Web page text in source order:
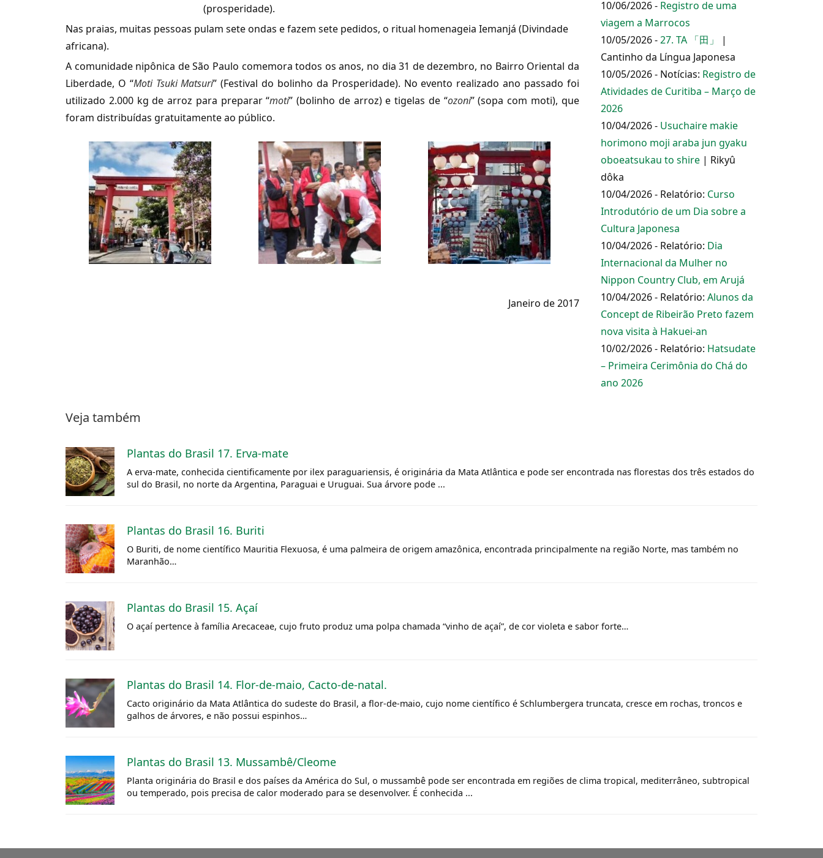
(prosperidade).
Nas praias, muitas pessoas pulam sete ondas e fazem sete pedidos, o ritual homenageia Iemanjá (Divindade
africana).
A comunidade nipônica de São Paulo comemora todos os anos, no dia 31 de dezembro, no Bairro Oriental da
Liberdade, O “Moti Tsuki Matsuri” (Festival do bolinho da Prosperidade). No evento realizado ano passado foi
utilizado 2.000 kg de arroz para preparar “moti” (bolinho de arroz) e tigelas de “ozoni” (sopa com moti), que
foram distribuídas gratuitamente ao público.
Janeiro de 2017
10/06/2026 - Registro de uma
viagem a Marrocos
10/05/2026 -27. TA 「田」
|
Cantinho da Língua Japonesa
10/05/2026 - Notícias: Registro de
Atividades de Curitiba – Março de
2026
10/04/2026 - Usuchaire makie
horimono moji araba jun gyaku
oboeatsukau to shire| Rikyû
dôka
10/04/2026 - Relatório: Curso
Introdutório de um Dia sobre a
Cultura Japonesa
10/04/2026 - Relatório: Dia
Internacional da Mulher no
Nippon Country Club, em Arujá
10/04/2026 - Relatório: Alunos da
Concept de Ribeirão Preto fazem
nova visita à Hakuei-an
10/02/2026 - Relatório: Hatsudate
– Primeira Cerimônia do Chá do
ano 2026
Veja também
Plantas do Brasil 17. Erva-mate
A erva-mate, conhecida cientificamente por ilex paraguariensis, é originária da Mata Atlântica e pode ser encontrada nas florestas dos três estados do
sul do Brasil, no norte da Argentina, Paraguai e Uruguai. Sua árvore pode ...
Plantas do Brasil 16. Buriti
O Buriti, de nome científico Mauritia Flexuosa, é uma palmeira de origem amazônica, encontrada principalmente na região Norte, mas também no
Maranhão…
Plantas do Brasil 15. Açaí
O açaí pertence à família Arecaceae, cujo fruto produz uma polpa chamada “vinho de açaí”, de cor violeta e sabor forte…
Plantas do Brasil 14. Flor-de-maio, Cacto-de-natal.
Cacto originário da Mata Atlântica do sudeste do Brasil, a flor-de-maio, cujo nome científico é Schlumbergera truncata, cresce em rochas, troncos e
galhos de árvores, e não possui espinhos…
Plantas do Brasil 13. Mussambê/Cleome
Planta originária do Brasil e dos países da América do Sul, o mussambê pode ser encontrada em regiões de clima tropical, mediterrâneo, subtropical
ou temperado, pois precisa de calor moderado para se desenvolver. É conhecida ...